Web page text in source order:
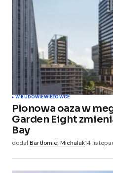
W BUDOWIEWIEŻOWCE
Pionowa oaza w
Garden Eight
Bay
dodałBartłomiej Michalak14